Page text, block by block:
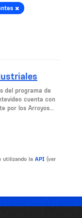
del programa de
cuenta con
por los Arroyos...
utilizando la API (ver